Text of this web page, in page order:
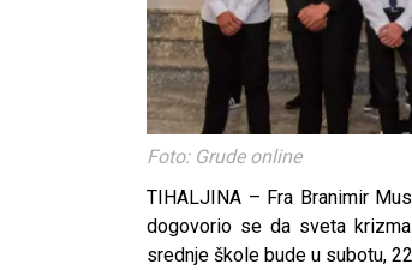
Foto: Grude online
TIHALJINA – Fra Branimir
dogovorio se da sveta
srednje škole bude u subotu,